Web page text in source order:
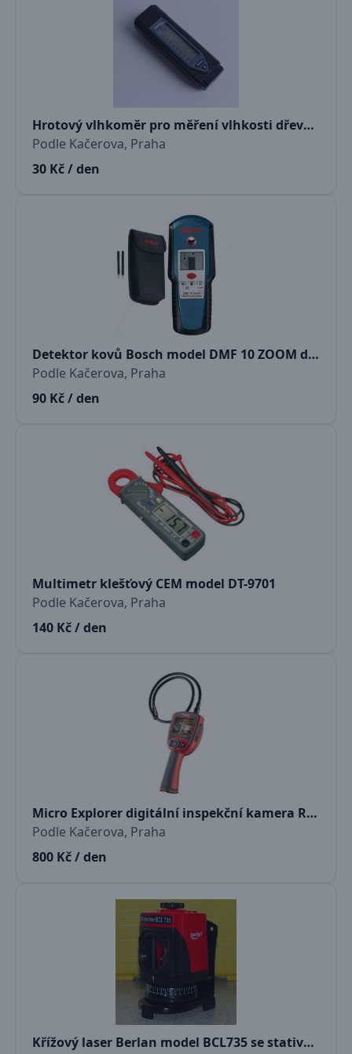
Hrotový vlhkoměr pro měření vlhkosti dřeva Powerfix
Podle Kačerova, Praha
30 Kč / den
Detektor kovů Bosch model DMF 10 ZOOM do hloubky 10 cm
Podle Kačerova, Praha
90 Kč / den
Multimetr klešťový CEM model DT-9701
Podle Kačerova, Praha
140 Kč / den
Micro Explorer digitální inspekční kamera Ridgid
Podle Kačerova, Praha
800 Kč / den
Křížový laser Berlan model BCL735 se stativem